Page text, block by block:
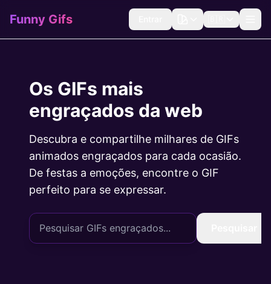
Funny Gifs
Os GIFs mais
engraçados da web
Descubra e compartilhe milhares de GIFs
animados engraçados para cada ocasião.
De festas a emoções, encontre o GIF
perfeito para se expressar.